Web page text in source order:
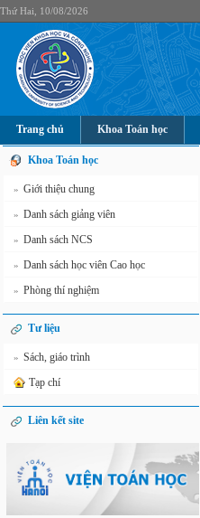
Thứ Hai, 10/08/2026
Trang chủ Khoa Toán học
Khoa Toán học
» Giới thiệu chung
» Danh sách giảng viên
» Danh sách NCS
» Danh sách học viên Cao học
» Phòng thí nghiệm
Tư liệu
» Sách, giáo trình
Tạp chí
Liên kết site